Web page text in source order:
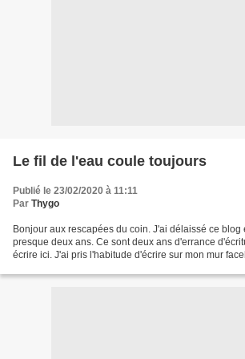
Le fil de l'eau coule toujours
Publié le 23/02/2020 à 11:11
Par Thygo
Bonjour aux rescapées du coin. J'ai délaissé ce blog
presque deux ans. Ce sont deux ans d'errance
écrire ici. J'ai pris l'habitude d'écrire sur mon mur